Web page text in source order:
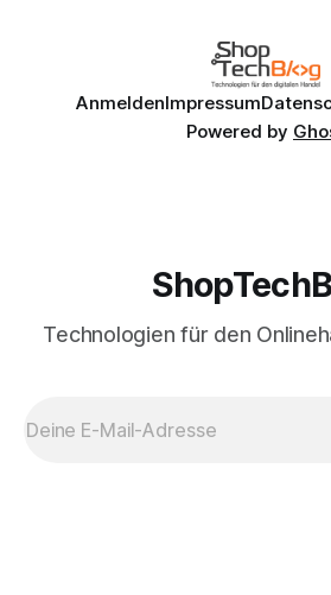
AnmeldenImpressum
Powered by
Technologien für den